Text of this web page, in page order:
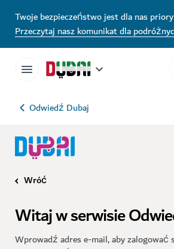
Twoje bezpieczeństwo jest dla nas
Przeczytaj nasz komunikat dla
Odwiedź Dubaj
Wróć
Witaj w serwisie
Wprowadź adres e-mail, aby zalogować